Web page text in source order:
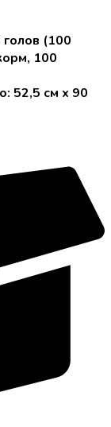
(100
100
52,5 см х 90